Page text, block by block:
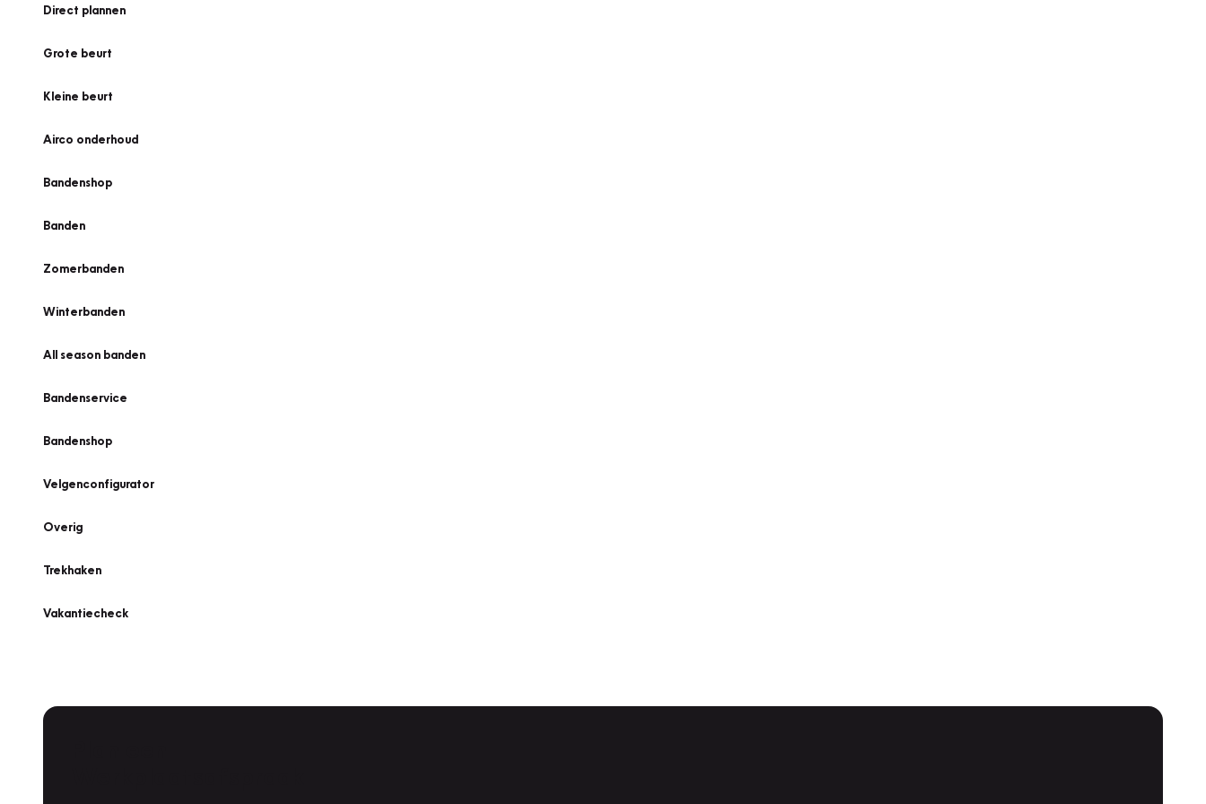
Direct plannen
Grote beurt
Kleine beurt
Airco onderhoud
Bandenshop
Banden
Zomerbanden
Winterbanden
All season banden
Bandenservice
Bandenshop
Velgenconfigurator
Overig
Trekhaken
Vakantiecheck